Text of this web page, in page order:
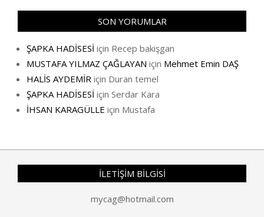
SON YORUMLAR
ŞAPKA HADİSESİ için Recep bakişgan
MUSTAFA YILMAZ ÇAĞLAYAN için Mehmet Emin DAŞ
HALİS AYDEMİR için Duran temel
ŞAPKA HADİSESİ için Serdar Kara
İHSAN KARAGÜLLE için Mustafa
İLETİŞİM BİLGİSİ
mycag@hotmail.com